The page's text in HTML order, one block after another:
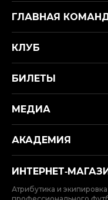
ГЛАВНАЯ
КЛУБ
БИЛЕТЫ
МЕДИА
АКАДЕМИЯ
Атрибутика и экипировка